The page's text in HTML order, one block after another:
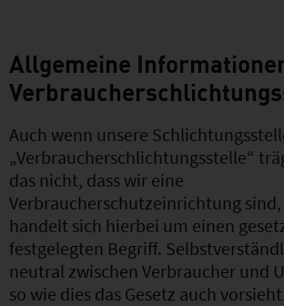
Allgemeine
Auch wenn unsere
„Verbraucherschlichtungsstelle“
das nicht, dass wir eine
Verbraucherschutzeinrichtung sind,
handelt sich hierbei um einen
festgelegten Begriff.
neutral zwischen Verbraucher und
so wie dies das Gesetz auch